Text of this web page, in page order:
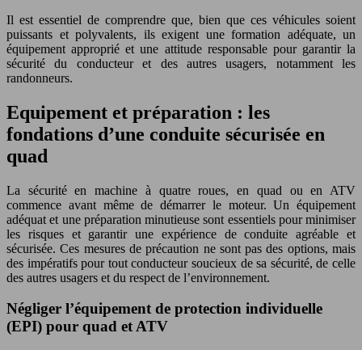
Il est essentiel de comprendre que, bien que ces véhicules soient
puissants et polyvalents, ils exigent une formation adéquate, un
équipement approprié et une attitude responsable pour garantir la
sécurité du conducteur et des autres usagers, notamment les
randonneurs.
Equipement et préparation : les
fondations d’une conduite sécurisée en
quad
La sécurité en machine à quatre roues, en quad ou en ATV
commence avant même de démarrer le moteur. Un équipement
adéquat et une préparation minutieuse sont essentiels pour minimiser
les risques et garantir une expérience de conduite agréable et
sécurisée. Ces mesures de précaution ne sont pas des options, mais
des impératifs pour tout conducteur soucieux de sa sécurité, de celle
des autres usagers et du respect de l’environnement.
Négliger l’équipement de protection individuelle
(EPI) pour quad et ATV